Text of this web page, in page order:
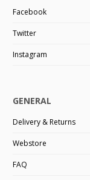
Facebook
Twitter
Instagram
GENERAL
Delivery & Returns
Webstore
FAQ